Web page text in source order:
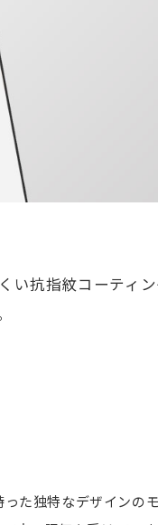
い抗指紋コーティ
た独特なデザインの